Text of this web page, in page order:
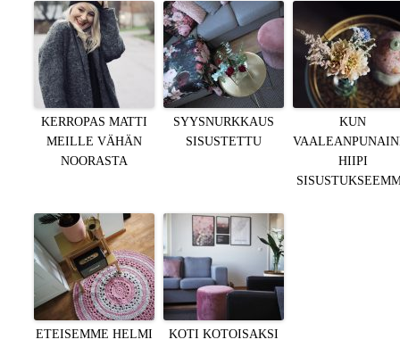
KERROPAS MATTI
MEILLE VÄHÄN
NOORASTA
SYYSNURKKAUS
SISUSTETTU
KUN
HIIPI
ETEISEMME HELMI KOTI KOTOISAKSI